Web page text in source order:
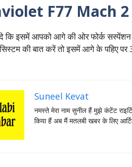
F77 Mach 2
कि इसमें आपको आगे की ओर फोर्क सस्पेंशन
की बात करें तो इसमें आगे के पहिए
Suneel Kevat
नमस्‍ते मेरा नाम सुनील हैं मुझे कंटेंट
किया हैं अब मैं मतलबी खबर के लिए